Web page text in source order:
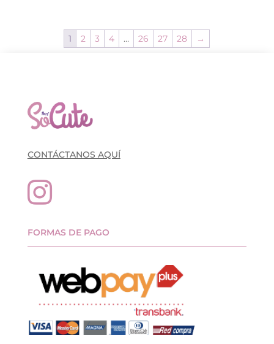
1 2 3 4 … 26 27 28 →
CONTÁCTANOS AQUÍ

FORMAS DE PAGO